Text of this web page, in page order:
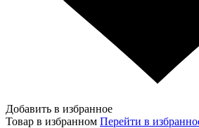
Добавить в избранное
Товар в избранном Перейти в